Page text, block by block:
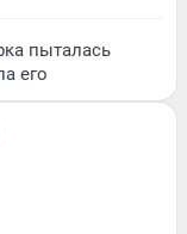
пыталась
его